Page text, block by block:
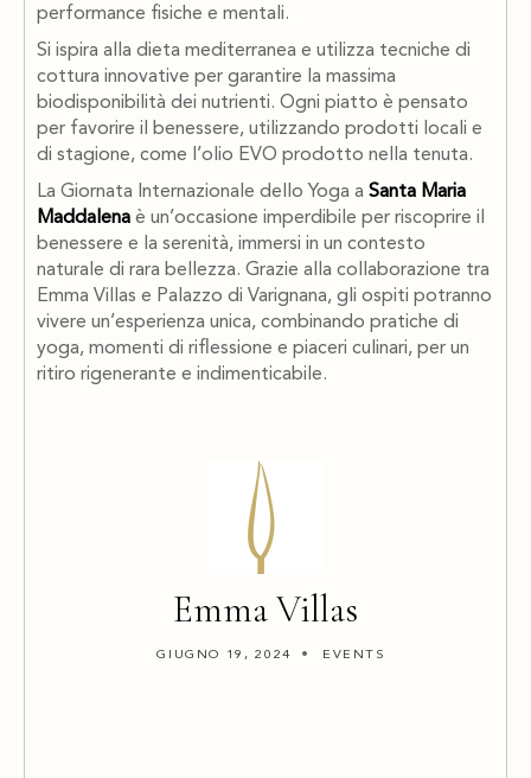
performance fisiche e mentali.
Si ispira alla dieta mediterranea e utilizza tecniche di
cottura innovative per garantire la massima
biodisponibilità dei nutrienti. Ogni piatto è pensato
per favorire il benessere, utilizzando prodotti locali e
di stagione, come l’olio EVO prodotto nella tenuta.
La Giornata Internazionale dello Yoga a Santa Maria
Maddalena è un’occasione imperdibile per riscoprire il
benessere e la serenità, immersi in un contesto
naturale di rara bellezza. Grazie alla collaborazione tra
Emma Villas e Palazzo di Varignana, gli ospiti potranno
vivere un’esperienza unica, combinando pratiche di
yoga, momenti di riflessione e piaceri culinari, per un
ritiro rigenerante e indimenticabile.
Emma Villas
GIUGNO 19, 2024 EVENTS